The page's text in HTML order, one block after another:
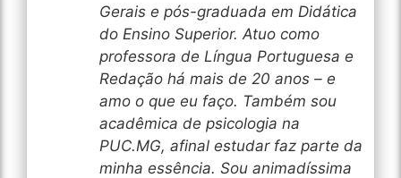
Gerais e pós-graduada em Didática
do Ensino Superior. Atuo como
professora de Língua Portuguesa e
Redação há mais de 20 anos – e
amo o que eu faço. Também sou
acadêmica de psicologia na
PUC.MG, afinal estudar faz parte da
minha essência. Sou animadíssima